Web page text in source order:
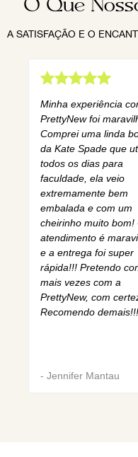
O Que
A SATISFAÇÃO E O
Minha experiência
PrettyNew foi
Comprei uma linda
da Kate Spade que
todos os dias para
faculdade, ela veio
extremamente bem
embalada e com um
cheirinho muito bom!
atendimento é
e a entrega foi super
rápida!!! Pretendo
mais vezes com a
PrettyNew, com
Recomendo demais!!!
- Jennifer Mantau